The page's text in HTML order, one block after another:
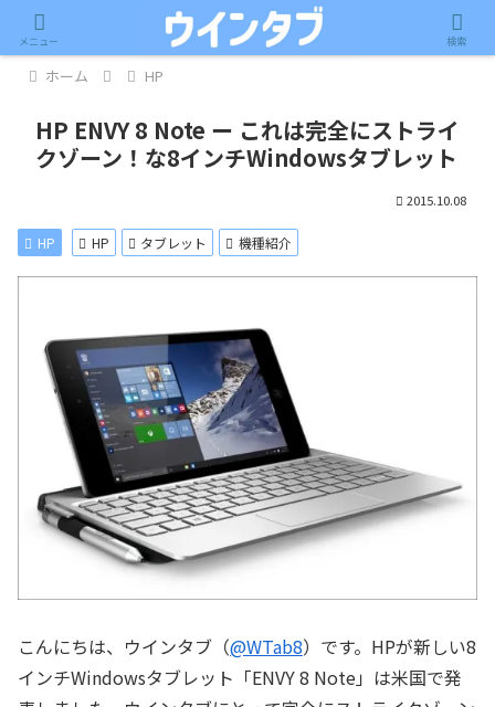
記事内に広告が含まれています。
ホーム HP
HP ENVY 8 Note ー これは完全にストライ
クゾーン！な8インチWindowsタブレット
2015.10.08
HP HP タブレット 機種紹介
こんにちは、ウインタブ（@WTab8）です。HPが新しい8
インチWindowsタブレット「ENVY 8 Note」は米国で発
メニュー 検索